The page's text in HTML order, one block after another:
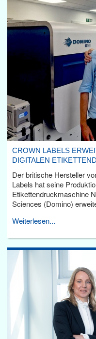
CROWN LABELS
DIGITALEN
Der britische Hersteller
Labels hat seine
Etikettendruckmaschine
Sciences (Domino)
Weiterlesen...